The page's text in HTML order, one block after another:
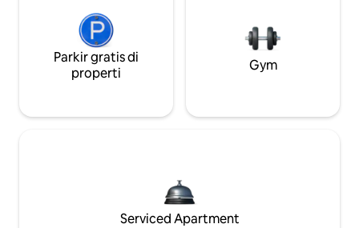
Parkir gratis di
properti
Gym
Serviced Apartment